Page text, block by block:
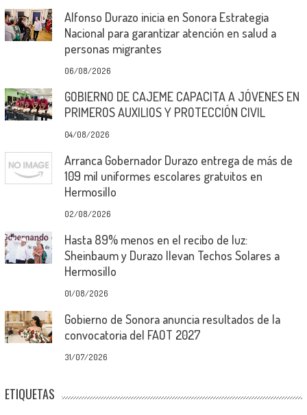
Alfonso Durazo inicia en Sonora Estrategia
Nacional para garantizar atención en salud a
personas migrantes
06/08/2026
GOBIERNO DE CAJEME CAPACITA A JÓVENES EN
PRIMEROS AUXILIOS Y PROTECCIÓN CIVIL
04/08/2026
Arranca Gobernador Durazo entrega de más de
109 mil uniformes escolares gratuitos en
Hermosillo
02/08/2026
Hasta 89% menos en el recibo de luz:
Sheinbaum y Durazo llevan Techos Solares a
Hermosillo
01/08/2026
Gobierno de Sonora anuncia resultados de la
convocatoria del FAOT 2027
31/07/2026
ETIQUETAS